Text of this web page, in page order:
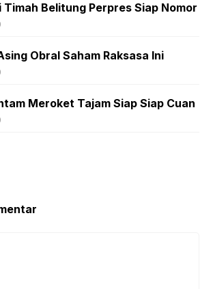
Timah Belitung Perpres Siap Nomor
Obral Saham Raksasa Ini
Meroket Tajam Siap Siap Cuan